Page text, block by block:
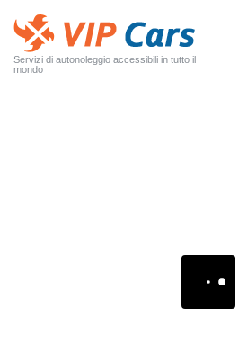
Servizi di autonoleggio accessibili in tutto il
mondo